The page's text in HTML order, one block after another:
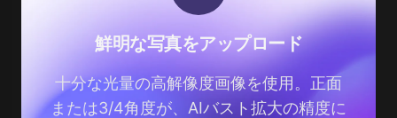
鮮明な写真をアップロード
十分な光量の高解像度画像を使用。正面
または3/4角度が、AIバスト拡大の精度に